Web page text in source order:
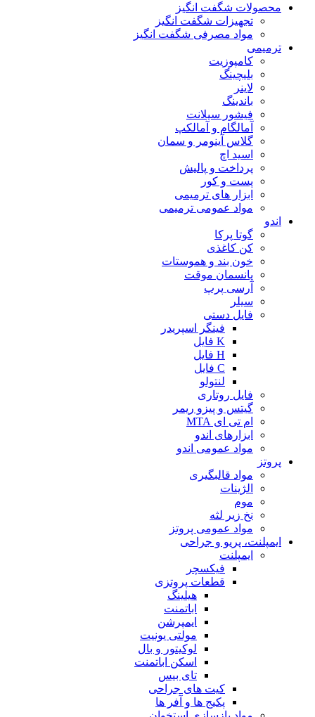
محصولات شگفت انگیز
تجهیزات شگفت انگیز
مواد مصرفی شگفت انگیز
ترمیمی
کامپوزیت
بلیچینگ
لاینر
باندینگ
فیشور سیلانت
آمالگام و آمالکپ
گلاس آینومر و سمان
اسید اچ
پرداخت و پالیش
پست و کور
ابزار های ترمیمی
مواد عمومی ترمیمی
اندو
گوتا پرکا
کن کاغذی
خون بند و هموستات
پانسمان موقت
آرسی پرپ
سیلر
فایل دستی
فینگر اسپریدر
K فایل
H فایل
C فایل
لنتولو
فایل روتاری
گیتس و پیزو ریمر
ام تی ای MTA
ابزارهای اندو
مواد عمومی اندو
پروتز
مواد قالبگیری
الژینات
موم
نخ زیر لثه
مواد عمومی پروتز
ایمپلنت، پریو و جراحی
ایمپلنت
فیکسچر
قطعات پروتزی
هیلینگ
اباتمنت
ایمپرشن
مولتی یونیت
لوکیتور و بال
اسکن اباتمنت
تای بیس
کیت های جراحی
پکیج ها و آفر ها